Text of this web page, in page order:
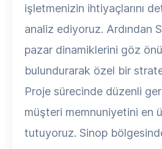
işletmenizin ihtiyaçlarını
analiz ediyoruz. Ardından
pazar dinamiklerini göz
bulundurarak özel bir
Proje sürecinde düzenli
müşteri memnuniyetini en
tutuyoruz. Sinop